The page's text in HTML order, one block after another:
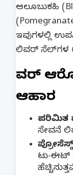
ಆಲೂಬುಕಹಿ
ಇವುಗಳಲ್ಲಿ
ಲಿವರ್ ಸೆಲ್‌ಗಳ
ಲಿವರ್
ಆಹಾರ
ಪರಿಮಿತ
ಸೇವನೆ
ಟು-ಈಟ್